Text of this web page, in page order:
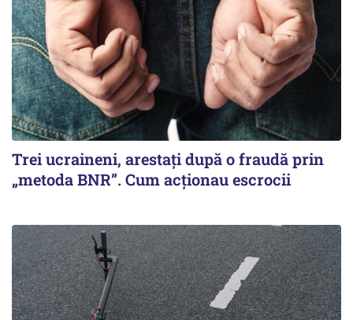
Trei ucraineni, arestați după o fraudă prin
„metoda BNR”. Cum acționau escrocii